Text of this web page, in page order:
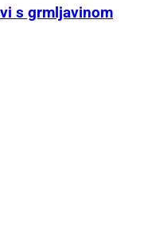
s grmljavinom